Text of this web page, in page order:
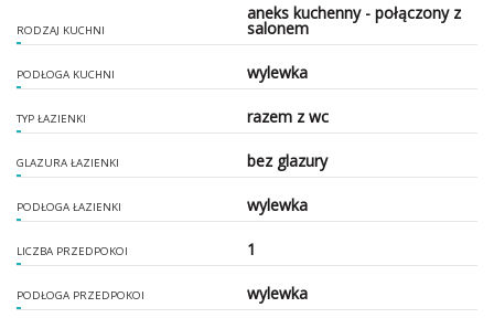
RODZAJ KUCHNI
aneks kuchenny - połączony z
salonem
PODŁOGA KUCHNI wylewka
TYP ŁAZIENKI razem z wc
GLAZURA ŁAZIENKI bez glazury
PODŁOGA ŁAZIENKI wylewka
LICZBA PRZEDPOKOI 1
PODŁOGA PRZEDPOKOI wylewka